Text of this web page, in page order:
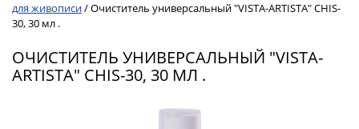
для живописи/Очиститель универсальный "VISTA-ARTISTA" CHIS-
30, 30 мл .
ОЧИСТИТЕЛЬ УНИВЕРСАЛЬНЫЙ "VISTA-
ARTISTA" CHIS-30, 30 МЛ .